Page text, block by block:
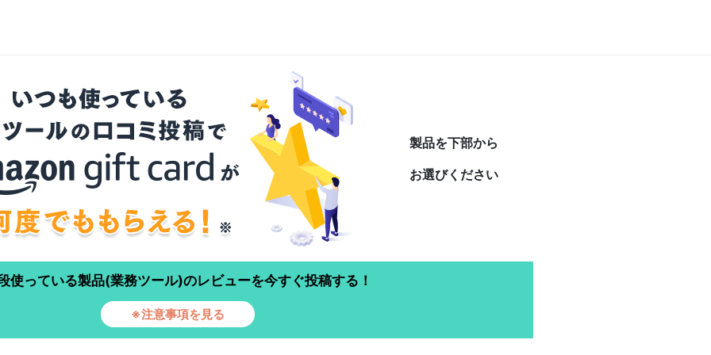
製品を下部から
お選びください
使っている製品(業務ツール)のレビューを今すぐ投稿する！
※注意事項を見る